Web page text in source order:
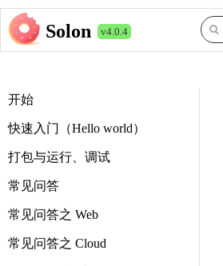
Solon v4.0.4
开始
快速入门（Hello world）
打包与运行、调试
常见问答
常见问答之 Web
常见问答之 Cloud